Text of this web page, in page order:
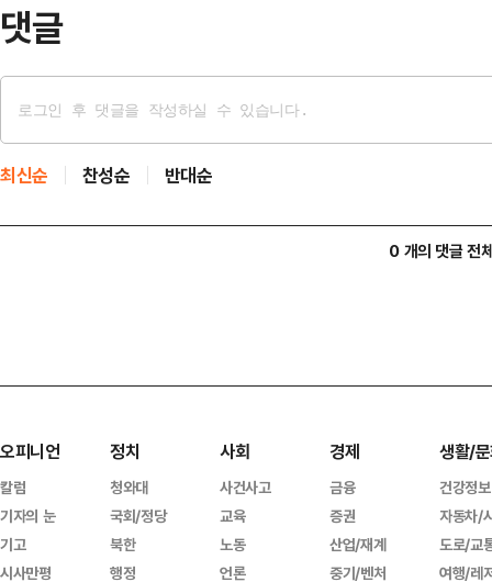
댓글
최신순 찬성순 반대순
0 개의 댓글 전
오피니언
칼럼
기자의 눈
기고
시사만평
정치
청와대
국회/정당
북한
행정
사회
사건사고
교육
노동
언론
경제
금융
증권
산업/재계
중기/벤처
생활/
건강정보
자동차/
도로/교
여행/레